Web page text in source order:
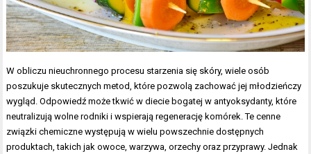
W obliczu nieuchronnego procesu starzenia się skóry, wiele osób
poszukuje skutecznych metod, które pozwolą zachować jej młodzieńczy
wygląd. Odpowiedź może tkwić w diecie bogatej w antyoksydanty, które
neutralizują wolne rodniki i wspierają regenerację komórek. Te cenne
związki chemiczne występują w wielu powszechnie dostępnych
produktach, takich jak owoce, warzywa, orzechy oraz przyprawy. Jednak